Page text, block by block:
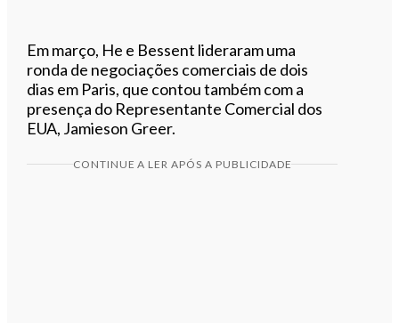
Em março, He e Bessent lideraram uma
ronda de negociações comerciais de dois
dias em Paris, que contou também com a
presença do Representante Comercial dos
EUA, Jamieson Greer.
CONTINUE A LER APÓS A PUBLICIDADE